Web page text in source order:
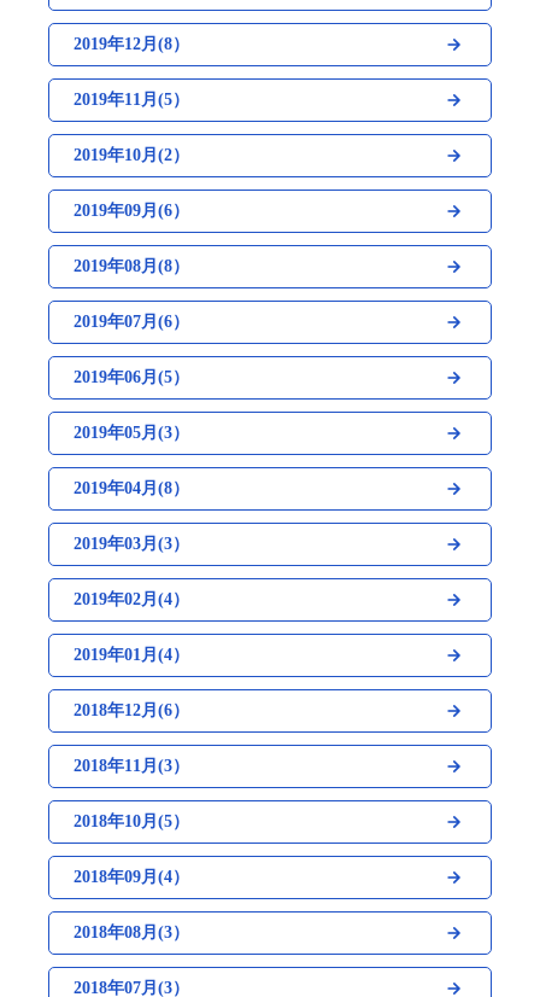
2019年12月(8）
2019年11月(5）
2019年10月(2）
2019年09月(6）
2019年08月(8）
2019年07月(6）
2019年06月(5）
2019年05月(3）
2019年04月(8）
2019年03月(3）
2019年02月(4）
2019年01月(4）
2018年12月(6）
2018年11月(3）
2018年10月(5）
2018年09月(4）
2018年08月(3）
2018年07月(3）